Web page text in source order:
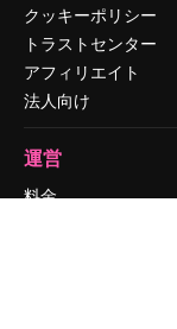
クッキーポリシー
トラストセンター
アフィリエイト
法人向け
運営
料金